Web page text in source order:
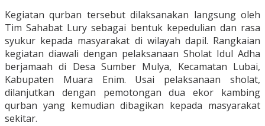
Kegiatan qurban tersebut dilaksanakan langsung oleh
Tim Sahabat Lury sebagai bentuk kepedulian dan rasa
syukur kepada masyarakat di wilayah dapil. Rangkaian
kegiatan diawali dengan pelaksanaan Sholat Idul Adha
berjamaah di Desa Sumber Mulya, Kecamatan Lubai,
Kabupaten Muara Enim. Usai pelaksanaan sholat,
dilanjutkan dengan pemotongan dua ekor kambing
qurban yang kemudian dibagikan kepada masyarakat
sekitar.